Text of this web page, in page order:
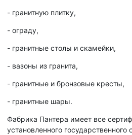
- гранитную плитку,
- ограду,
- гранитные столы и скамейки,
- вазоны из гранита,
- гранитные и бронзовые кресты,
- гранитные шары.
Фабрика Пантера имеет все
установленного государственного